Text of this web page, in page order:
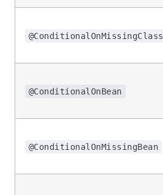
@ConditionalOnMissingClass
@ConditionalOnBean
@ConditionalOnMissingBean